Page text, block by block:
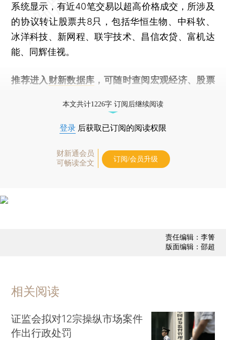
系统显示，有近40笔交易以超高价格成交，所涉及
的协议转让股票共8只，包括华恒生物、中科软、
冰洋科技、新网程、联宇技术、昌信农贷、富机达
能、同辉佳视。
推荐进入 财新数据库 ，可随时查阅宏观经济、股票
本文共计1226字 订阅后继续阅读
登录 后获取已订阅的阅读权限
财新通会员
可畅读全文
订阅/会员升级
责任编辑：李箐
版面编辑：邵超
相关阅读
证监会拟对12宗操纵市场案件
作出行政处罚